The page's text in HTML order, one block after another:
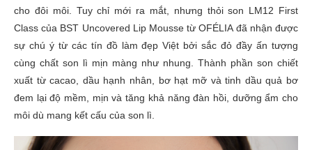
cho đôi môi. Tuy chỉ mới ra mắt, nhưng thỏi son LM12 First
Class của BST Uncovered Lip Mousse từ OFÉLIA đã nhận được
sự chú ý từ các tín đồ làm đẹp Việt bởi sắc đỏ đầy ấn tượng
cùng chất son lì mịn màng như nhung. Thành phần son chiết
xuất từ cacao, dầu hạnh nhân, bơ hạt mỡ và tinh dầu quả bơ
đem lại độ mềm, mịn và tăng khả năng đàn hồi, dưỡng ẩm cho
môi dù mang kết cấu của son lì.